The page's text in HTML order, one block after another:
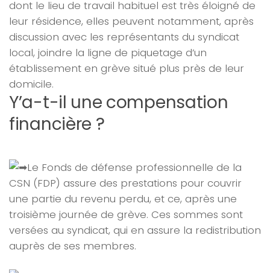
dont le lieu de travail habituel est très éloigné de
leur résidence, elles peuvent notamment, après
discussion avec les représentants du syndicat
local, joindre la ligne de piquetage d’un
établissement en grève situé plus près de leur
domicile.
Y’a-t-il une compensation
financière ?
Le Fonds de défense professionnelle de la
CSN (FDP) assure des prestations pour couvrir
une partie du revenu perdu, et ce, après une
troisième journée de grève. Ces sommes sont
versées au syndicat, qui en assure la redistribution
auprès de ses membres.